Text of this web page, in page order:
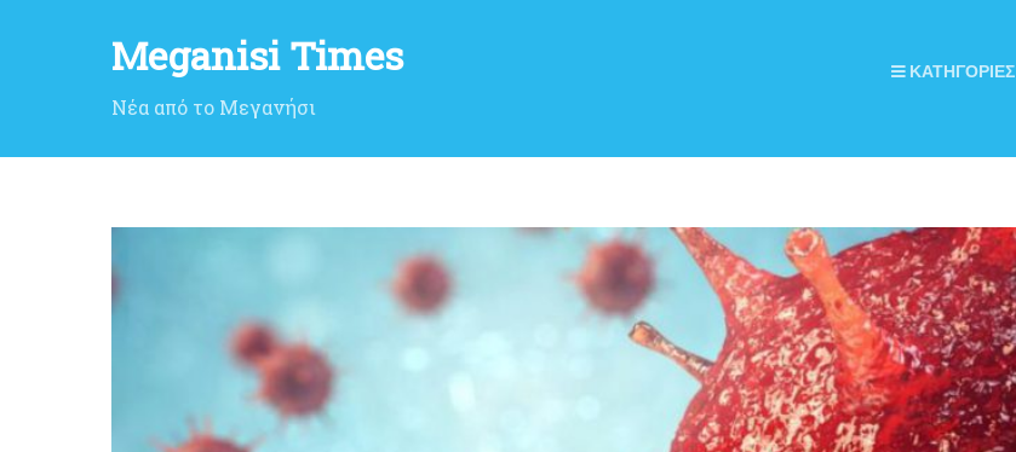
Meganisi Times
Νέα από το Μεγανήσι
ΚΑΤΗΓΟΡΙΕΣ